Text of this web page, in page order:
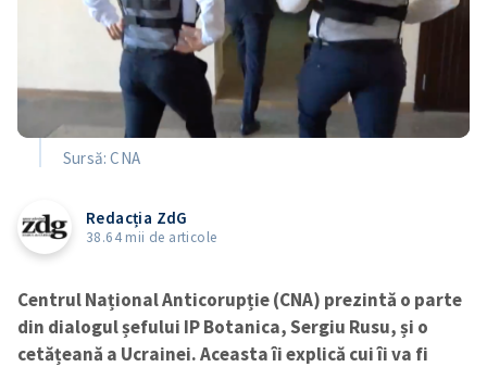
Sursă: CNA
Redacția ZdG
38.64 mii de articole
Centrul Național Anticorupție (CNA) prezintă o parte
din dialogul șefului IP Botanica, Sergiu Rusu, și o
cetățeană a Ucrainei. Aceasta îi explică cui îi va fi